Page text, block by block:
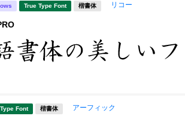
True Type Font 楷書体 リコー
Font 楷書体 アーフィック